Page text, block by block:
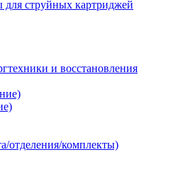
для струйных картриджей
и восстановления
отделения/комплекты)